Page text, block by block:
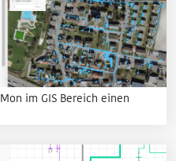
im GIS Bereich einen